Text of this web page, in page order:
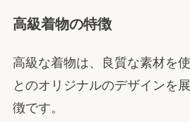
高級着物の特徴
高級な着物は、良質な素材を
とのオリジナルのデザインを
徴です。